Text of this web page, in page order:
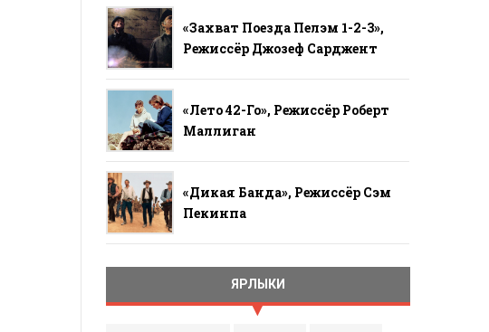
«Захват Поезда Пелэм 1-2-3»,
Режиссёр Джозеф Сарджент
«Лето 42-Го», Режиссёр Роберт
Маллиган
«Дикая Банда», Режиссёр Сэм
Пекинпа
ЯРЛЫКИ